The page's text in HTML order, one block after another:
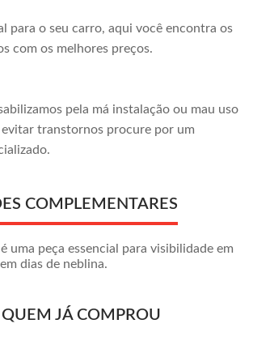
para o seu carro, aqui você encontra os
com os melhores preços.
pela má instalação ou mau uso
transtornos procure por um
COMPLEMENTARES
uma peça essencial para visibilidade em
dias de neblina.
JÁ COMPROU